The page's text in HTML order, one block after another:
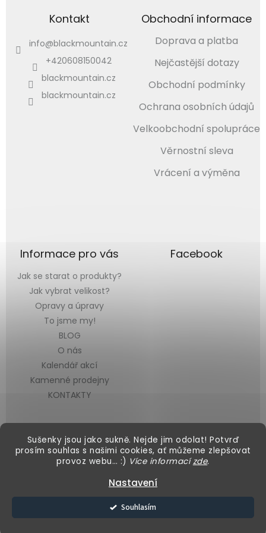
Sušenky jsou jako sukně. Nejde jim odolat! Potvrď
prosím souhlas s našimi cookies, ať můžeme zlepšovat
provoz webu… :) Více informacízde.
Nastavení
Souhlasím
Kontakt
info@blackmountain.cz
+420608150042
blackmountain.cz
blackmountain.cz
Obchodní informace
Doprava a platba
Nejčastější dotazy
Obchodní podmínky
Ochrana osobních údajů
Velkoobchodní spolupráce
Věrnostní sleva
Vrácení a výměna
Informace pro vás
Jak se starat o produkty?
Jak vybrat velikost?
Opravy a úpravy
To jsme my!
BLOG
O nás
Kalendář akcí
Kamenné prodejny
KONTAKTY
Facebook
Vytvořil Shoptet &
Copyright 2026Black Mountain. Všechna práva vyhrazena.
Upravit nastavení cookies